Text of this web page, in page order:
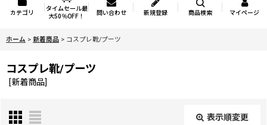
カテゴリ
タイムセール最
大50％OFF！
問い合わせ 新規登録 商品検索 マイページ
ホーム > 新着商品 > コスプレ靴/プーツ
コスプレ靴/プーツ
[新着商品]
表示順変更